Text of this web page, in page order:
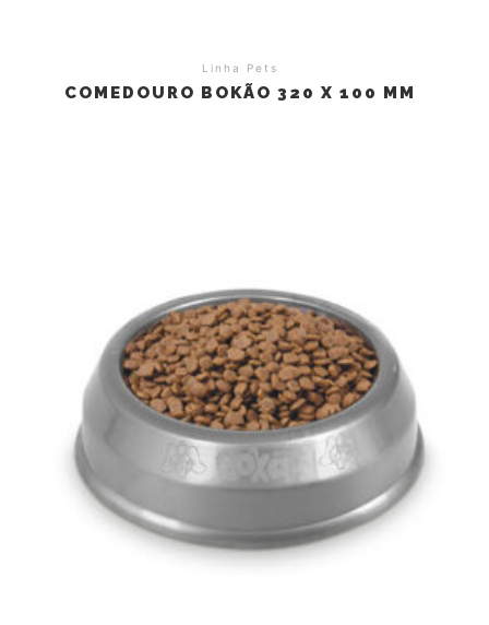
Linha Pets
COMEDOURO BOKÃO 320 X 100 MM